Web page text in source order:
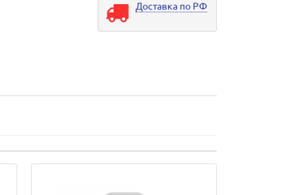
Доставка по РФ